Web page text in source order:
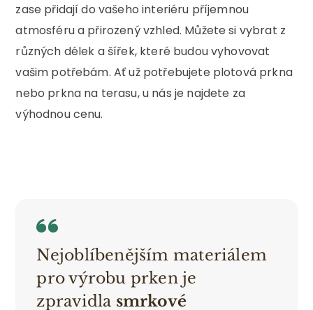
zase přidají do vašeho interiéru příjemnou
atmosféru a přirozený vzhled. Můžete si vybrat z
různých délek a šířek, které budou vyhovovat
vašim potřebám. Ať už potřebujete plotová prkna
nebo prkna na terasu, u nás je najdete za
výhodnou cenu.
Nejoblíbenějším materiálem
pro výrobu prken je
zpravidla smrkové